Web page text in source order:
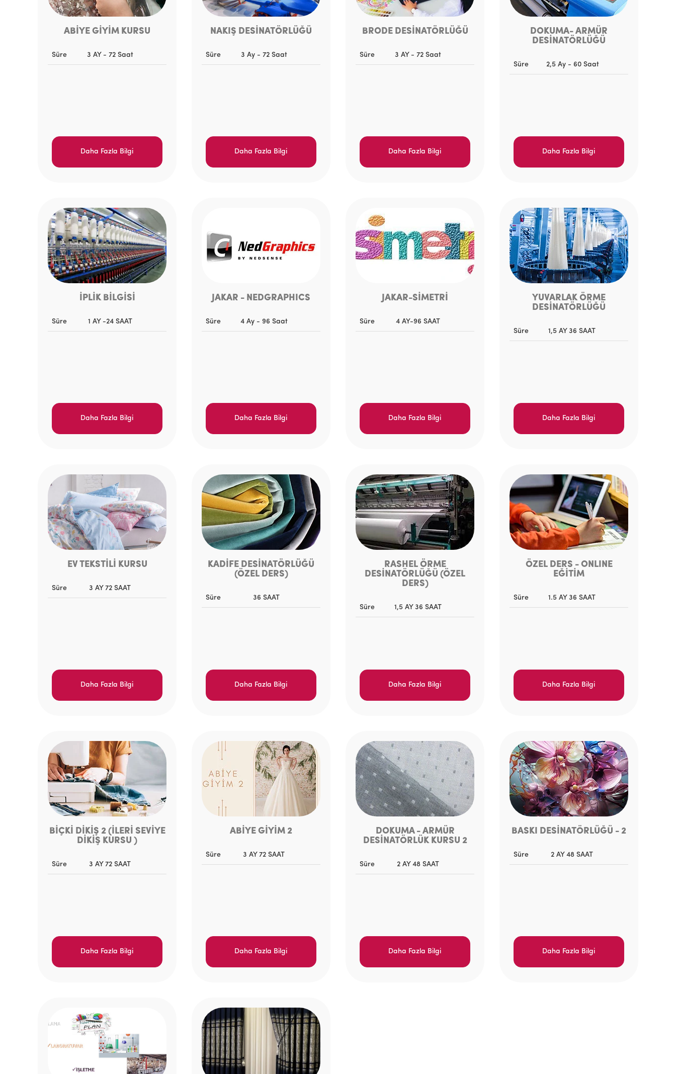
ABİYE GİYİM KURSU
Süre 3 AY - 72 Saat
Daha Fazla Bilgi
NAKIŞ DESİNATÖRLÜĞÜ
Süre 3 Ay - 72 Saat
Daha Fazla Bilgi
BRODE DESİNATÖRLÜĞÜ
Süre 3 AY - 72 Saat
Daha Fazla Bilgi
DOKUMA- ARMÜR
DESİNATÖRLÜĞÜ
Süre 2,5 Ay - 60 Saat
Daha Fazla Bilgi
İPLİK BİLGİSİ
Süre 1 AY -24 SAAT
Daha Fazla Bilgi
JAKAR - NEDGRAPHICS
Süre 4 Ay - 96 Saat
Daha Fazla Bilgi
JAKAR-SİMETRİ
Süre 4 AY-96 SAAT
Daha Fazla Bilgi
YUVARLAK ÖRME
DESİNATÖRLÜĞÜ
Süre 1,5 AY 36 SAAT
Daha Fazla Bilgi
EV TEKSTİLİ KURSU
Süre 3 AY 72 SAAT
Daha Fazla Bilgi
KADİFE DESİNATÖRLÜĞÜ
(ÖZEL DERS)
Süre 36 SAAT
Daha Fazla Bilgi
RASHEL ÖRME
DESİNATÖRLÜĞÜ (ÖZEL
DERS)
Süre 1,5 AY 36 SAAT
Daha Fazla Bilgi
ÖZEL DERS - ONLINE
EĞİTİM
Süre 1.5 AY 36 SAAT
Daha Fazla Bilgi
BİÇKİ DİKİŞ 2 (İLERİ SEVİYE
DİKİŞ KURSU )
Süre 3 AY 72 SAAT
Daha Fazla Bilgi
ABİYE GİYİM 2
Süre 3 AY 72 SAAT
Daha Fazla Bilgi
DOKUMA - ARMÜR
DESİNATÖRLÜK KURSU 2
Süre 2 AY 48 SAAT
Daha Fazla Bilgi
BASKI DESİNATÖRLÜĞÜ - 2
Süre 2 AY 48 SAAT
Daha Fazla Bilgi